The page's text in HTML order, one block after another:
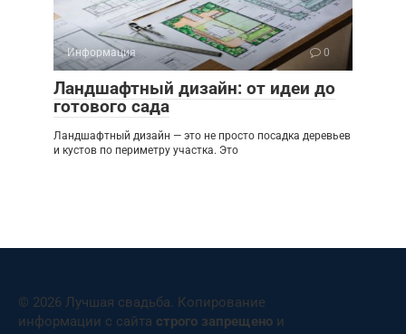
Информация 0
Ландшафтный дизайн: от идеи до
готового сада
Ландшафтный дизайн — это не просто посадка деревьев
и кустов по периметру участка. Это
© 2026 Лучшая свадьба. Копирование
информации с сайта строго запрещено и